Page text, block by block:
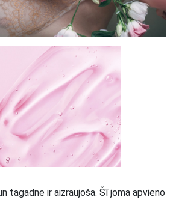
tagadne ir aizraujoša. Šī joma apvieno